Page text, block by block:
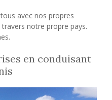
avec nos propres
notre propre pays.
en conduisant